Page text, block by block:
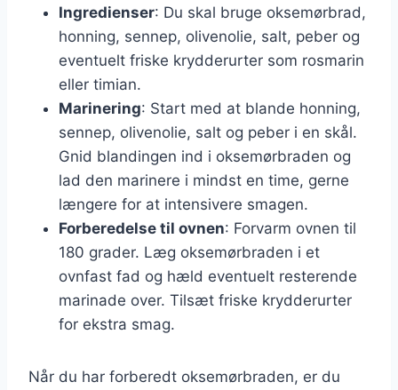
Ingredienser: Du skal bruge oksemørbrad,
honning, sennep, olivenolie, salt, peber og
eventuelt friske krydderurter som rosmarin
eller timian.
Marinering: Start med at blande honning,
sennep, olivenolie, salt og peber i en skål.
Gnid blandingen ind i oksemørbraden og
lad den marinere i mindst en time, gerne
længere for at intensivere smagen.
Forberedelse til ovnen: Forvarm ovnen til
180 grader. Læg oksemørbraden i et
ovnfast fad og hæld eventuelt resterende
marinade over. Tilsæt friske krydderurter
for ekstra smag.
Når du har forberedt oksemørbraden, er du